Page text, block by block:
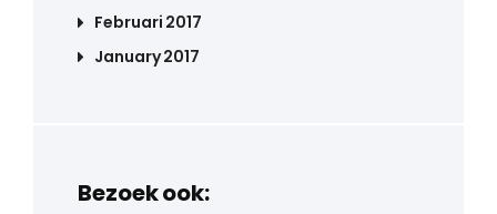
Februari 2017
January 2017
Bezoek ook: